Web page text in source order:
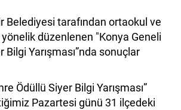
Belediyesi tarafından ortaokul ve
düzenlenen "Konya Geneli
Bilgi Yarışması”nda sonuçlar
Ödüllü Siyer Bilgi Yarışması”
Pazartesi günü 31 ilçedeki